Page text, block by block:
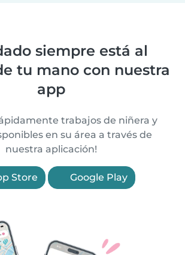
siempre está al
tu mano con nuestra
app
trabajos de niñera y
en su área a través de
nuestra aplicación!
Store Google Play